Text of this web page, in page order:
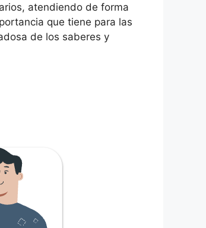
atendiendo de forma
que tiene para las
de los saberes y